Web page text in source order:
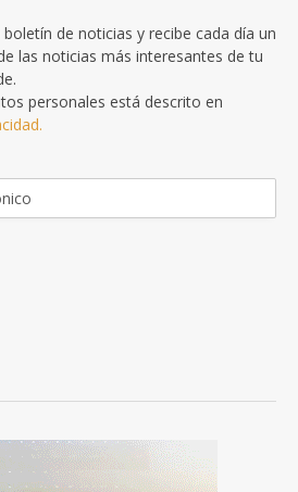
de noticias y recibe cada día un
las noticias más interesantes de tu
personales está descrito en